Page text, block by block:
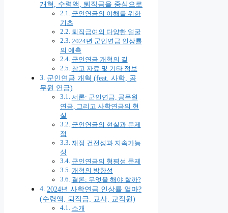
개혁, 수령액, 퇴직금을 중심으로
군인연금의 이해를 위한
기초
퇴직급여의 다양한 얼굴
2024년 군인연금 인상률
의 예측
군인연금 개혁의 길
참고 자료 및 기타 정보
군인연금 개혁 (feat. 사학, 공
무원 연금)
서론: 군인연금, 공무원
연금, 그리고 사학연금의 현
실
군인연금의 현실과 문제
점
재정 건전성과 지속가능
성
군인연금의 형평성 문제
개혁의 방향성
결론: 무엇을 해야 할까?
2024년 사학연금 인상률 얼마?
(수령액, 퇴직금, 교사, 교직원)
소개